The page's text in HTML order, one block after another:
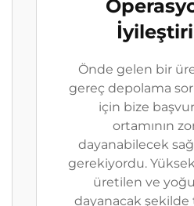
Önde gelen bir
gereç depolama
için bize
ortamının
dayanabilecek
gerekiyordu.
üretilen ve
dayanacak şekilde